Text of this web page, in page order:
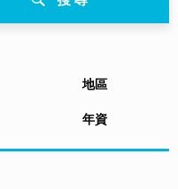
地區
年資